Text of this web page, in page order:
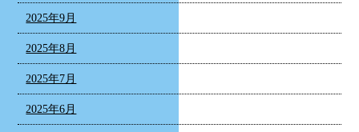
2025年9月
2025年8月
2025年7月
2025年6月